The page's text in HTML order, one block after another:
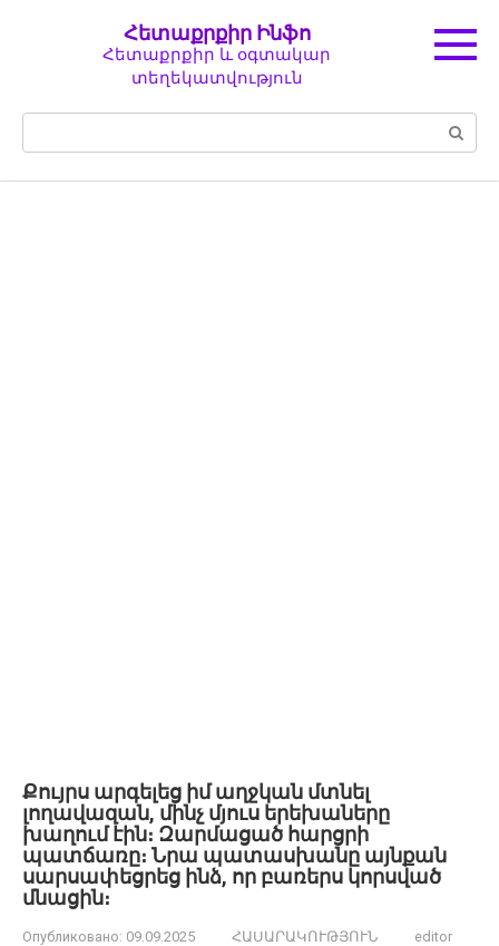
Հետաքրքիր Ինֆո
Հետաքրքիր և օգտակար
տեղեկատվություն
Քույրս արգելեց իմ աղջկան մտնել
լողավազան, մինչ մյուս երեխաները
խաղում էին։ Զարմացած հարցրի
պատճառը։ Նրա պատասխանը այնքան
սարսափեցրեց ինձ, որ բառերս կորսված
մնացին։
Опубликовано: 09.09.2025 ՀԱՍԱՐԱԿՈՒԹՅՈՒՆ editor